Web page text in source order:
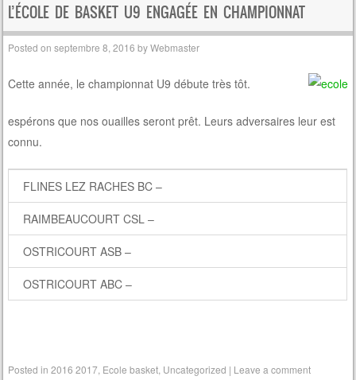
L’ÉCOLE DE BASKET U9 ENGAGÉE EN CHAMPIONNAT
Posted onseptembre 8, 2016 byWebmaster
Cette année, le championnat U9 débute très tôt.
espérons que nos ouailles seront prêt. Leurs adversaires leur est
connu.
FLINES LEZ RACHES BC –
RAIMBEAUCOURT CSL –
OSTRICOURT ASB –
OSTRICOURT ABC –
Posted in2016 2017 Ecole basket Uncategorized | Leave a comment